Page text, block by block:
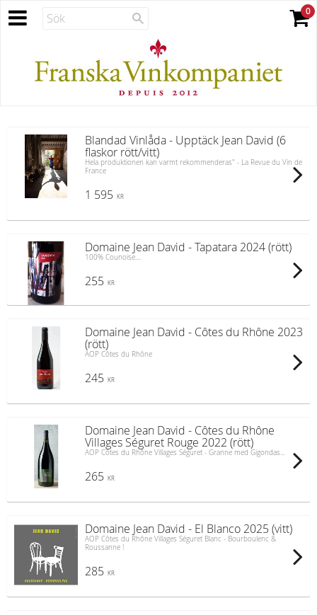
Blandad Vinlåda - Upptäck Jean David (6
flaskor rött/vitt)
Hela produktionen kan varmt rekommenderas" - La Revue du Vin de
France
1 595 KR
Domaine Jean David - Tapatara 2024 (rött)
100% Counoise....
255 KR
Domaine Jean David - Côtes du Rhône 2023
(rött)
AOP Côtes du Rhône
245 KR
Domaine Jean David - Côtes du Rhône
Villages Séguret Rouge 2022 (rött)
AOP Côtes du Rhône Villages Séguret - Granne med Gigondas...
265 KR
Domaine Jean David - El Blanco 2025 (vitt)
AOP Côtes du Rhône Villages Séguret Blanc - Bourboulenc &
Roussanne !
285 KR